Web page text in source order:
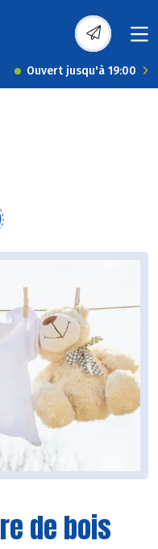
Ouvert jusqu'à 19:00
de bois